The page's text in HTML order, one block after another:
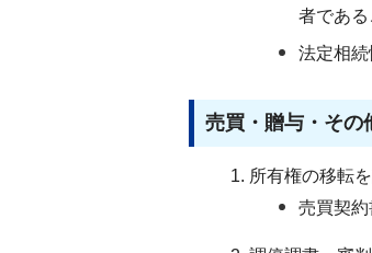
者であ
法定相
売買・贈与・その
所有権の移転
売買契